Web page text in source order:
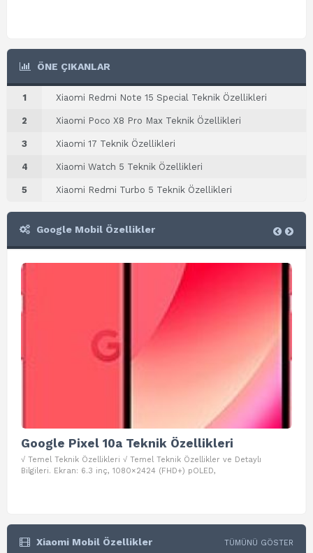
ÖNE ÇIKANLAR
1 Xiaomi Redmi Note 15 Special Teknik Özellikleri
2 Xiaomi Poco X8 Pro Max Teknik Özellikleri
3 Xiaomi 17 Teknik Özellikleri
4 Xiaomi Watch 5 Teknik Özellikleri
5 Xiaomi Redmi Turbo 5 Teknik Özellikleri
Google Mobil Özellikler
Google Pixel 10a Teknik Özellikleri
√ Temel Teknik Özellikleri √ Temel Teknik Özellikler ve Detaylı
Bilgileri. Ekran: 6.3 inç, 1080×2424 (FHD+) pOLED,
Xiaomi Mobil Özellikler TÜMÜNÜ GÖSTER